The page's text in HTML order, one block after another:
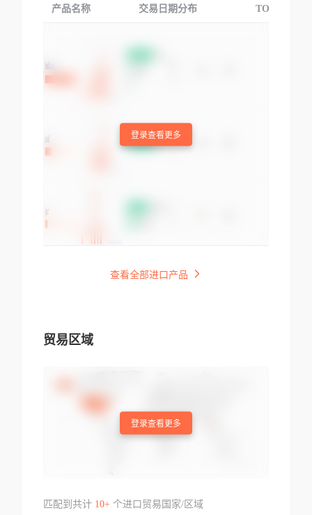
产品名称 交易日期分布 TOP3交易国
登录查看更多
查看全部进口产品
贸易区域
登录查看更多
匹配到共计 10+个进口贸易国家/区域